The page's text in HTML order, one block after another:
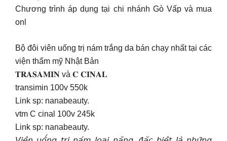
Chương trình áp dụng tại chi nhánh Gò Vấp và mua
onl
Bộ đôi viên uống trị nám trắng da bán chạy nhất tại các
viện thẩm mỹ Nhật Bản
𝐓𝐑𝐀𝐒𝐀𝐌𝐈𝐍 và 𝐂 𝐂𝐈𝐍𝐀𝐋
transimin 100v 550k
Link sp: nanabeauty.
vtm C cinal 100v 245k
Link sp: nanabeauty.